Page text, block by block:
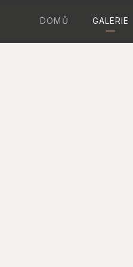
DOMŮ GALERIE